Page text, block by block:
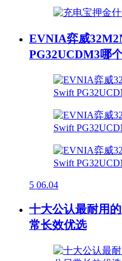
EVNIA弈威
PG32UCDM3哪
5 06.04
十大公认最耐用
常长效优选